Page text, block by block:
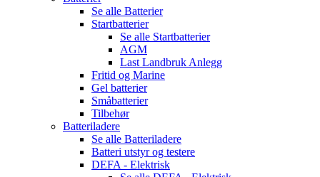
Se alle Batterier
Startbatterier
Se alle Startbatterier
AGM
Last Landbruk Anlegg
Fritid og Marine
Gel batterier
Småbatterier
Tilbehør
Batteriladere
Se alle Batteriladere
Batteri utstyr og testere
DEFA - Elektrisk